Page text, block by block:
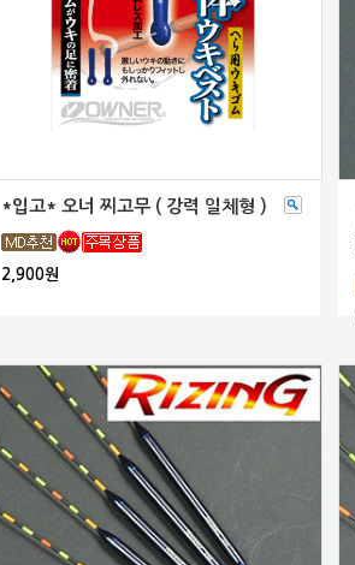
*입고* 오너 찌고무 ( 강력 일체형 )
2,900원